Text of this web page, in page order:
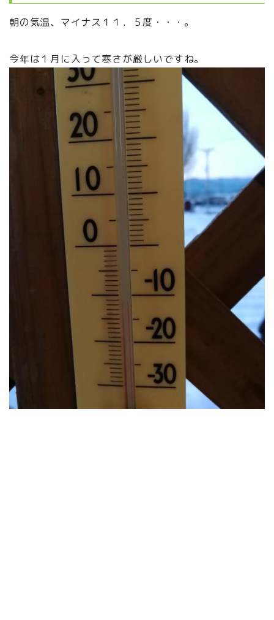
朝の気温、マイナス１１．５度・・・。
今年は１月に入って寒さが厳しいですね。